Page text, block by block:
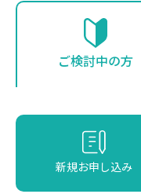
ご検討中の方
新規お申し込み